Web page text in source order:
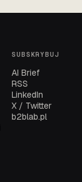
SUBSKRYBUJ
AI Brief
RSS
LinkedIn
X / Twitter
b2blab.pl